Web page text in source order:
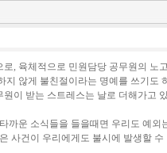
, 육체적으로 민원담당 공무원의 노
지 않게 불친절이라는 명예를 쓰기도
이 받는 스트레스는 날로 더해가고
까운 소식들을 들을때면 우리도 예외
사건이 우리에게도 불시에 발생할 수